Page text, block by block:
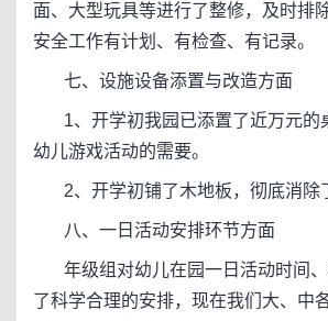
面、大型玩具等进行了整修，及时排
安全工作有计划、有检查、有记录。
七、设施设备添置与改造方面
1、开学初我园已添置了近万元的
幼儿游戏活动的需要。
2、开学初铺了木地板，彻底消除
八、一日活动安排环节方面
年级组对幼儿在园一日活动时间、
了科学合理的安排，现在我们大、中